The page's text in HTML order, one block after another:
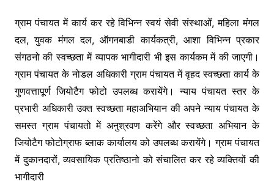
ग्राम पंचायत में कार्य कर रहे विभिन्न स्वयं सेवी संस्थाओं, महिला मंगल
दल, युवक मंगल दल, ऑगनबाडी कार्यकत्री, आशा विभिन्न प्रकार
संगठनो की स्वच्छता में व्यापक भागीदारी भी इस कार्यकम में की जाएगी।
ग्राम पंचायत के नोडल अधिकारी ग्राम पंचायत में वृहद स्वच्छता कार्य के
गुणवत्तापूर्ण जियोटैग फोटो उपलब्ध करायेंगे। न्याय पंचायत स्तर के
प्रभारी अधिकारी उक्त स्वच्छता महाअभियान की अपने न्याय पंचायत के
समस्त ग्राम पंचायतो में अनुश्रवण करेंगे और स्वच्छता अभियान के
जियोटैग फोटोग्राफ ब्लाक कार्यालय को उपलब्ध करायेंगे। ग्राम पंचायत
में दुकानदारों, व्यवसायिक प्रतिष्ठानो को संचालित कर रहे व्यक्तियों की
भागीदारी